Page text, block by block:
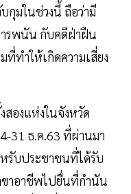
กุมในช่วงนี้ ถือว่ามี
รพนัน กับคดีฝ่าฝืน
ทำให้เกิดความเสี่ยง
สองแห่งในจังหวัด
31 ธ.ค.63 ที่ผ่านมา
หรับประชาชนที่ได้รับ
ขาอาชีพไปยื่นที่กำนัน